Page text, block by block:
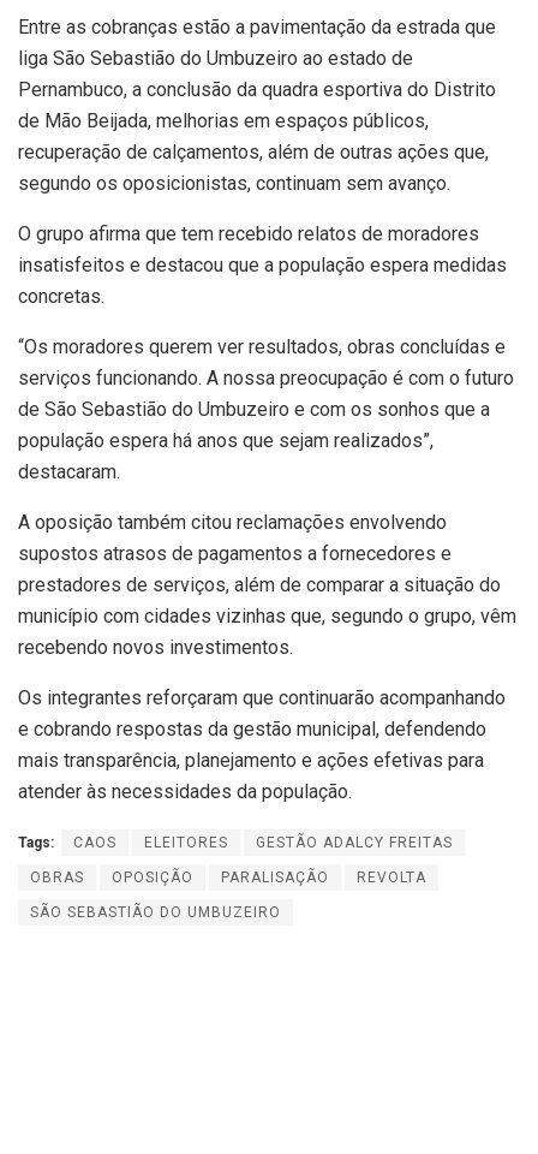
Entre as cobranças estão a pavimentação da estrada que
liga São Sebastião do Umbuzeiro ao estado de
Pernambuco, a conclusão da quadra esportiva do Distrito
de Mão Beijada, melhorias em espaços públicos,
recuperação de calçamentos, além de outras ações que,
segundo os oposicionistas, continuam sem avanço.
O grupo afirma que tem recebido relatos de moradores
insatisfeitos e destacou que a população espera medidas
concretas.
“Os moradores querem ver resultados, obras concluídas e
serviços funcionando. A nossa preocupação é com o futuro
de São Sebastião do Umbuzeiro e com os sonhos que a
população espera há anos que sejam realizados”,
destacaram.
A oposição também citou reclamações envolvendo
supostos atrasos de pagamentos a fornecedores e
prestadores de serviços, além de comparar a situação do
município com cidades vizinhas que, segundo o grupo, vêm
recebendo novos investimentos.
Os integrantes reforçaram que continuarão acompanhando
e cobrando respostas da gestão municipal, defendendo
mais transparência, planejamento e ações efetivas para
atender às necessidades da população.
Tags: CAOS ELEITORES GESTÃO ADALCY FREITAS
OBRAS OPOSIÇÃO PARALISAÇÃO REVOLTA
SÃO SEBASTIÃO DO UMBUZEIRO